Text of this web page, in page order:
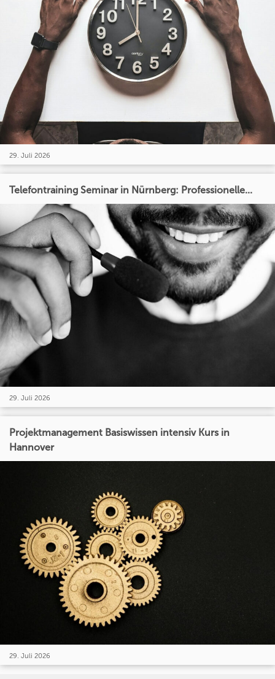
29. Juli 2026
Telefontraining Seminar in Nürnberg: Professionelle...
29. Juli 2026
Projektmanagement Basiswissen intensiv Kurs in
Hannover
29. Juli 2026